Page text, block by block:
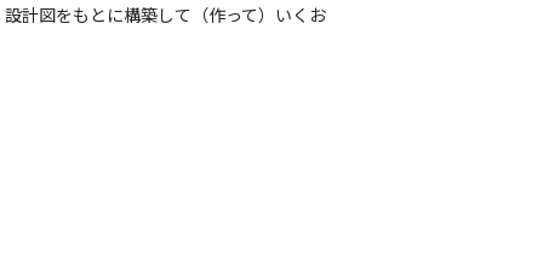
計図をもとに構築して（作って）いくお